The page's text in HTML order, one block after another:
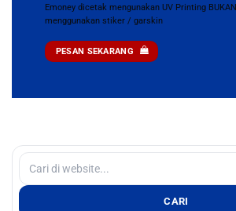
Emoney dicetak mengunakan UV Printing BUKAN
menggunakan stiker / garskin
PESAN SEKARANG
CARI